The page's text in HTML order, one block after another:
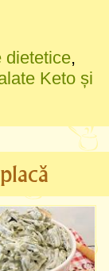
dietetice,
Keto și